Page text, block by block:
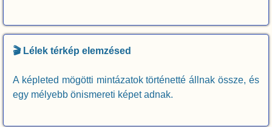
🎬 Lélek térkép elemzésed
A képleted mögötti mintázatok történetté állnak össze, és
egy mélyebb önismereti képet adnak.